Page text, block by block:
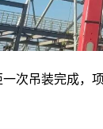
次吊装完成，